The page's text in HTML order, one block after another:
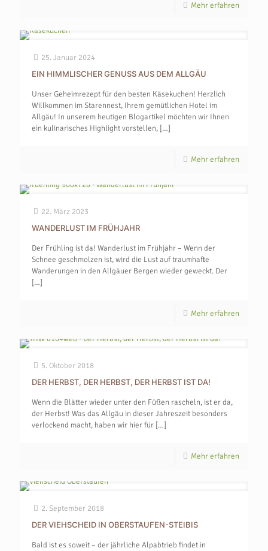
Mehr erfahren
25. Januar 2024
EIN HIMMLISCHER GENUSS AUS DEM ALLGÄU
Unser Geheimrezept für den besten Käsekuchen! Herzlich
Willkommen im Starennest, Ihrem gemütlichen Hotel im
Allgäu! In unserem heutigen Blogartikel möchten wir Ihnen
ein kulinarisches Highlight vorstellen, […]
Mehr erfahren
22. März 2023
WANDERLUST IM FRÜHJAHR
Der Frühling ist da! Wanderlust im Frühjahr – Wenn der
Schnee geschmolzen ist, wird die Lust auf traumhafte
Wanderungen in den Allgäuer Bergen wieder geweckt. Der
[…]
Mehr erfahren
5. Oktober 2018
DER HERBST, DER HERBST, DER HERBST IST DA!
Wenn die Blätter wieder unter den Füßen rascheln, ist er da,
der Herbst! Was das Allgäu in dieser Jahreszeit besonders
verlockend macht, haben wir hier für […]
Mehr erfahren
2. September 2018
DER VIEHSCHEID IN OBERSTAUFEN-STEIBIS
Bald ist es soweit – der jährliche Alpabtrieb findet in